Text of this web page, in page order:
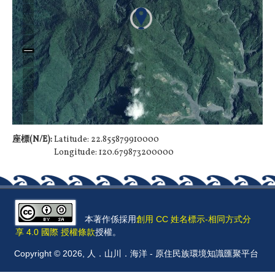
座標(N/E):Latitude: 22.855879910000
Longitude: 120.679873200000
本著作係採用創用 CC 姓名標示-相同方式分
享 4.0 國際 授權條款授權。
Copyright © 2026, 人．山川．海洋 - 原住民族環境知識匯聚平台